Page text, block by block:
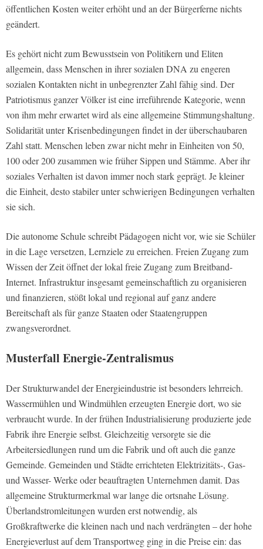
öffentlichen Kosten weiter erhöht und an der Bürgerferne nichts
geändert.
Es gehört nicht zum Bewusstsein von Politikern und Eliten
allgemein, dass Menschen in ihrer sozialen DNA zu engeren
sozialen Kontakten nicht in unbegrenzter Zahl fähig sind. Der
Patriotismus ganzer Völker ist eine irreführende Kategorie, wenn
von ihm mehr erwartet wird als eine allgemeine Stimmungshaltung.
Solidarität unter Krisenbedingungen findet in der überschaubaren
Zahl statt. Menschen leben zwar nicht mehr in Einheiten von 50,
100 oder 200 zusammen wie früher Sippen und Stämme. Aber ihr
soziales Verhalten ist davon immer noch stark geprägt. Je kleiner
die Einheit, desto stabiler unter schwierigen Bedingungen verhalten
sie sich.
Die autonome Schule schreibt Pädagogen nicht vor, wie sie Schüler
in die Lage versetzen, Lernziele zu erreichen. Freien Zugang zum
Wissen der Zeit öffnet der lokal freie Zugang zum Breitband-
Internet. Infrastruktur insgesamt gemeinschaftlich zu organisieren
und finanzieren, stößt lokal und regional auf ganz andere
Bereitschaft als für ganze Staaten oder Staatengruppen
zwangsverordnet.
Musterfall Energie-Zentralismus
Der Strukturwandel der Energieindustrie ist besonders lehrreich.
Wassermühlen und Windmühlen erzeugten Energie dort, wo sie
verbraucht wurde. In der frühen Industrialisierung produzierte jede
Fabrik ihre Energie selbst. Gleichzeitig versorgte sie die
Arbeitersiedlungen rund um die Fabrik und oft auch die ganze
Gemeinde. Gemeinden und Städte errichteten Elektrizitäts-, Gas-
und Wasser- Werke oder beauftragten Unternehmen damit. Das
allgemeine Strukturmerkmal war lange die ortsnahe Lösung.
Überlandstromleitungen wurden erst notwendig, als
Großkraftwerke die kleinen nach und nach verdrängten – der hohe
Energieverlust auf dem Transportweg ging in die Preise ein: das